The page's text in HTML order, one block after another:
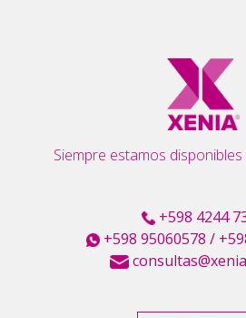
Siempre estamos
+598 4244
+598 95060578 /